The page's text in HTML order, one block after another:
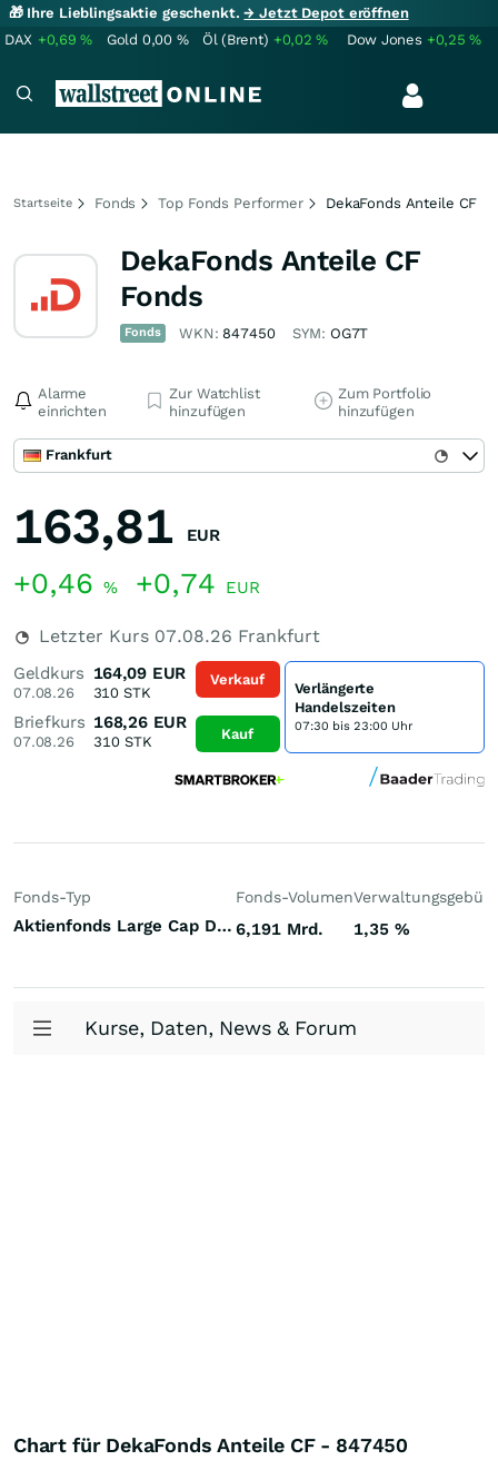
🎁 Ihre Lieblingsaktie geschenkt.→ Jetzt Depot eröffnen
DAX +0,69% Gold 0,00 % Öl (Brent) +0,02% Dow Jones +0,25%
Startseite Fonds Top Fonds Performer DekaFonds Anteile CF
DekaFonds Anteile CF
Fonds
Fonds WKN: 847450 SYM: OG7T
Alarme
einrichten
Zur Watchlist
hinzufügen
Zum Portfolio
hinzufügen
Frankfurt
163,81 EUR
+0,46 % +0,74 EUR
Letzter Kurs 07.08.26 Frankfurt
Geldkurs
07.08.26
164,09 EUR
310 STK
Briefkurs
07.08.26
168,26 EUR
310STK
Verkauf
Kauf
Verlängerte
Handelszeiten
07:30 bis 23:00 Uhr
Fonds-Typ
Aktienfonds Large Cap Deutschland
Fonds-Volumen
6,191 Mrd. 1,35 %
Kurse, Daten, News & Forum
Chart für DekaFonds Anteile CF - 847450